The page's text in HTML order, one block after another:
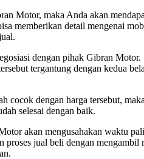
Motor, maka Anda akan
memberikan detail mengenai
dengan pihak Gibran Motor.
tergantung dengan kedua
cocok dengan harga tersebut,
selesai dengan baik.
akan mengusahakan waktu
proses jual beli dengan mengambil